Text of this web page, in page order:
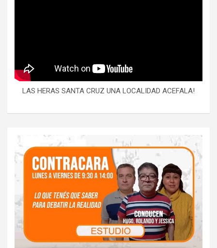
LAS HERAS SANTA CRUZ UNA LOCALIDAD ACEFALA!